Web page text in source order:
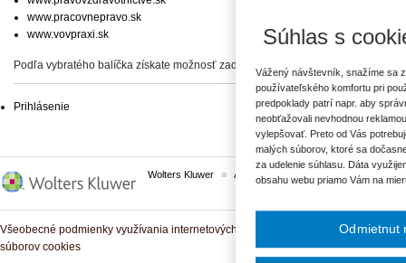
www.pracovnepravo.sk
www.vovpraxi.sk
Podľa vybratého balíčka získate možnosť zadať svoje otázky, prípadne prístup
Prihlásenie
Wolters Kluwer ASPI Komplexné právne predpisy
Všeobecné podmienky využívania internetových služieb a komunitných portálov
súborov cookies
Súhlas s
Vážený návštevník, snažíme sa
používateľského komfortu pri
predpoklady patrí napr. aby
neobťažovali nevhodnou
vylepšovať. Preto od Vás
malých súborov, ktoré sa
za udelenie súhlasu. Dáta
obsahu webu priamo Vám na
Odmietnut